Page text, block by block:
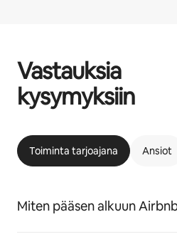
Vastauksia
kysymyksiin
Toiminta tarjoajana Ansiot
Miten pääsen alkuun